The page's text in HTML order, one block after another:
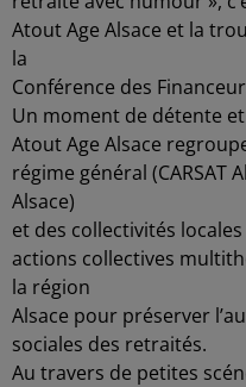
Atout Age Alsace et la
la
Conférence des
Un moment de détente
Atout Age Alsace
régime général (CARSAT
Alsace)
et des collectivités locales
actions collectives
la région
Alsace pour préserver
sociales des retraités.
Au travers de petites